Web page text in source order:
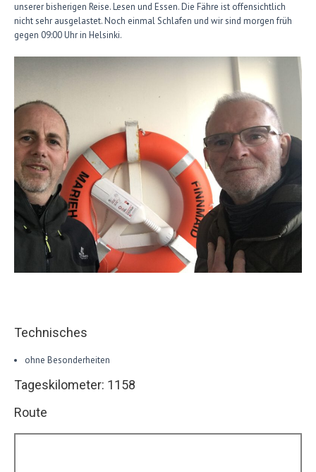
unserer bisherigen Reise. Lesen und Essen. Die Fähre ist offensichtlich
nicht sehr ausgelastet. Noch einmal Schlafen und wir sind morgen früh
gegen 09:00 Uhr in Helsinki.
Technisches
ohne Besonderheiten
Tageskilometer: 1158
Route